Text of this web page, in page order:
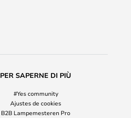
PER SAPERNE DI PIÙ
#Yes community
Ajustes de cookies
B2B Lampemesteren Pro